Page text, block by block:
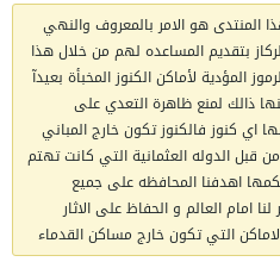
المنتدى هو الامر بالمعروف والنهي
بتقديم المساعده لهم من خلال هذا
المؤدية لأماكن الكنوز المخبأة بعيدآ
ذالك لمنع ظاهرة التعدي على
اي كنوز فالكنوز تكون خارج المباني
الدوله العثمانية التي كانت تهتم
اهدفنا المحافظه على جميع
امام العالم و الحفاظ على الاثار
التي تكون خارج مساكن القدماء